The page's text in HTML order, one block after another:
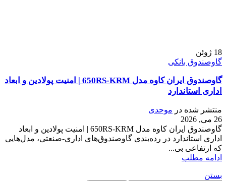
18 ژوئن
گاوصندوق بانکی
گاوصندوق ایران کاوه مدل 650RS-KRM | امنیت پولادین و ابعاد
اداری استاندارد
منتشر شده در موحدی
26 می, 2026
گاوصندوق ایران کاوه مدل 650RS-KRM | امنیت پولادین و ابعاد
اداری استاندارد در رده‌بندی گاوصندوق‌های اداری-صنعتی، مدل‌هایی
که ارتفاعی بی...
ادامه مطلب
بستن